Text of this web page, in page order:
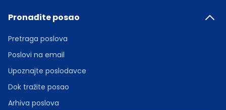
Pronađite posao
Pretraga poslova
Poslovi na email
Upoznajte poslodavce
Dok tražite posao
Arhiva poslova